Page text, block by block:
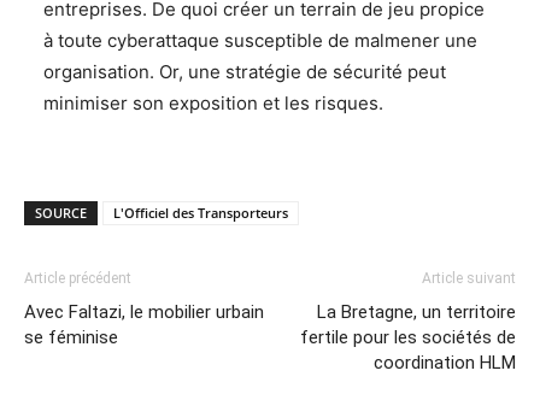
entreprises. De quoi créer un terrain de jeu propice
à toute cyberattaque susceptible de malmener une
organisation. Or, une stratégie de sécurité peut
minimiser son exposition et les risques.
SOURCE L'Officiel des Transporteurs
Article précédent
Avec Faltazi, le mobilier urbain
se féminise
Article suivant
La Bretagne, un territoire
fertile pour les sociétés de
coordination HLM